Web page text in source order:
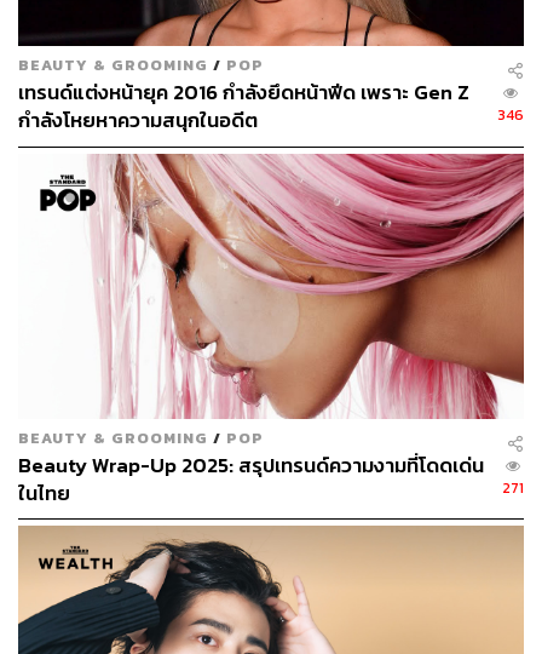
เสร็จแล้ว แต่ก็ยังดูเหมือนเพิ่งตื่นนอน
วิธีแก้:งดทานอาหารเค็มๆ ในตอนเย็น เพราะเป็นหนึ่งใน
สาเหตุที่ทำให้ใบหน้าบวมๆ ในตอนเช้า วิธีแก้ขั้นแรกเมื่อตื่น
มาแล้วหน้าบวมคือให้ดื่มนมอุ่นๆ เพื่อช่วยปรับให้ปริมาณ
เกลือในร่างกายสมดุล ส่วนเทคนิคของเมกอัพ สามารถแก้
ปัญหาได้หลากหลาย เช่น การเลือกเฉดดิ้งเพื่ออำพรางส่วนที่
ไม่อยากให้เด่น เป็นการสร้างมิติให้ใบหน้าแลดูเล็กลงด้วย
ส่วนคนที่รู้สึกว่าตาบวมมาก การปัดมาสคาร่าให้ขนตาเด้งๆ
จะช่วยให้ดูสดชื่นขึ้นจนลืมสังเกตไปเลยว่าตาบวม
BEAUTY & GROOMING / POP
เทรนด์แต่งหน้ายุค 2016 กำลังยึดหน้าฟีด เพราะ Gen Z
กำลังโหยหาความสนุกในอดีต
346
BEAUTY & GROOMING / POP
Beauty Wrap-Up 2025: สรุปเทรนด์ความงามที่โดดเด่น
ในไทย
271